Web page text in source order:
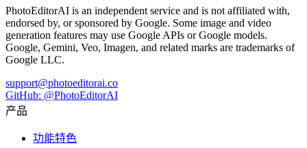
PhotoEditorAI is an independent service and is not affiliated with,
endorsed by, or sponsored by Google. Some image and video
generation features may use Google APIs or Google models.
Google, Gemini, Veo, Imagen, and related marks are trademarks of
Google LLC.
support@photoeditorai.co
GitHub: @PhotoEditorAI
产品
功能特色